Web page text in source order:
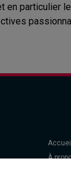
en particulier
Accueil
À